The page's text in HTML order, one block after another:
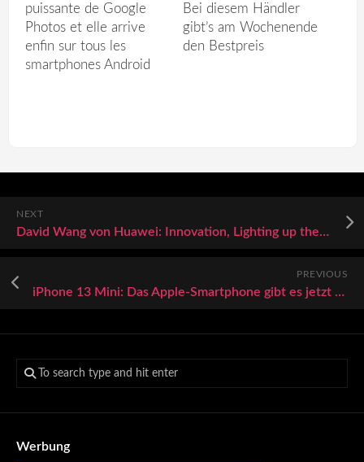
puissante de Google
Photos et elle arrive
enfin sur tous les
smartphones Android
Bei diesem Händler
gibt’s am Wochenende
den Bestpreis
NEXT
David Wang von Huawei: Innovation, Lighting up the 5.5G Era
PREVIOUS
iPhone 13 Mini: Das Apple-Smartphone gibt es jetzt zum Bestpreis
Werbung